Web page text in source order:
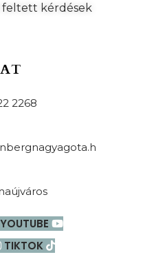
feltett kérdések
2268
YOUTUBE
TIKTOK